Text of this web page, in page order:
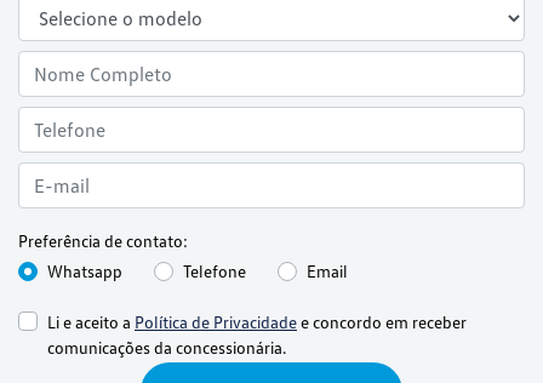
Preferência de contato:
Whatsapp
Telefone Email
Li e aceito a Política de Privacidadee concordo em receber
comunicações da concessionária.